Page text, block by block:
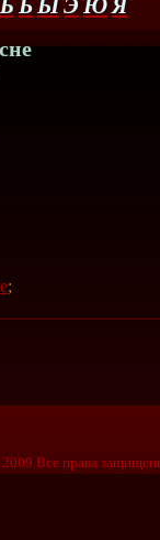
ЬЫЭ ЮЯ
;
Все права